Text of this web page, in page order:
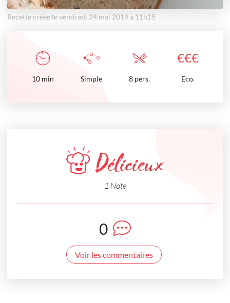
Recette créée le vendredi 24 mai 2019 à 11h15
€€€
10 min Simple 8 pers. Eco.
Délicieux
1 Note
0
Voir les commentaires